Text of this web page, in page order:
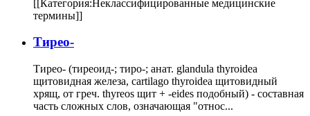
[[Категория:Неклассифицированные медицинские
термины]]
Тирео-
Тирео- (тиреоид-; тиро-; анат. glandula thyroidea
щитовидная железа, cartilago thyroidea щитовидный
хрящ, от греч. thyreos щит + -eides подобный) - составная
часть сложных слов, означающая "относ...